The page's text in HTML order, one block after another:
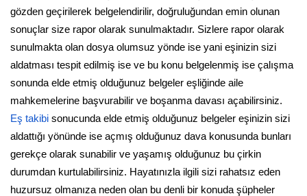
gözden geçirilerek belgelendirilir, doğruluğundan emin olunan
sonuçlar size rapor olarak sunulmaktadır. Sizlere rapor olarak
sunulmakta olan dosya olumsuz yönde ise yani eşinizin sizi
aldatması tespit edilmiş ise ve bu konu belgelenmiş ise çalışma
sonunda elde etmiş olduğunuz belgeler eşliğinde aile
mahkemelerine başvurabilir ve boşanma davası açabilirsiniz.
Eş takibi sonucunda elde etmiş olduğunuz belgeler eşinizin sizi
aldattığı yönünde ise açmış olduğunuz dava konusunda bunları
gerekçe olarak sunabilir ve yaşamış olduğunuz bu çirkin
durumdan kurtulabilirsiniz. Hayatınızla ilgili sizi rahatsız eden
huzursuz olmanıza neden olan bu denli bir konuda şüpheler